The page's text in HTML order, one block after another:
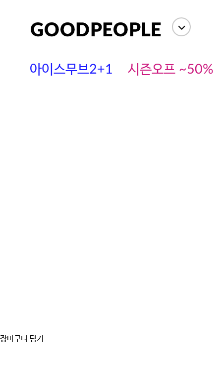
아이스무브2+1 시즌오프 ~50%
장바구니 담기